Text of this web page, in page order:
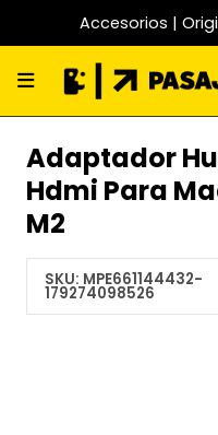
Accesorios |
Adaptador
Hdmi Para
M2
SKU: MPE661144432-
179274098526